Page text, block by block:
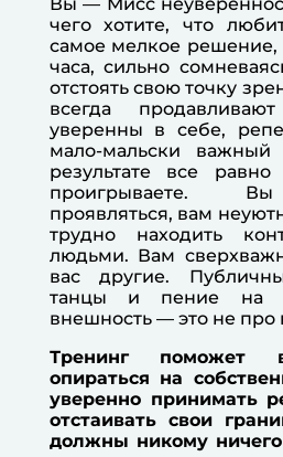
чего хотите, что
самое мелкое решение,
часа, сильно
отстоять свою точку
всегда
уверенны в себе,
мало-мальски
результате все
проигрываете. Вы
проявляться, вам
трудно находить
людьми. Вам
вас другие.
танцы и пение на
внешность — это не про
Тренинг поможет
опираться на
уверенно принимать
отстаивать свои
должны никому